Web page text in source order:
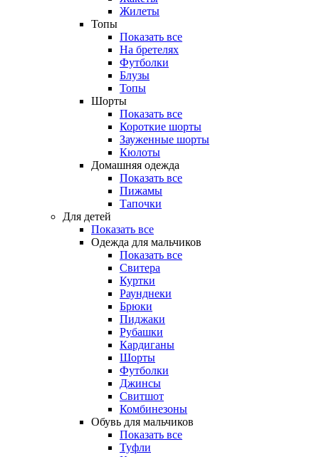
Жилеты
Топы
Показать все
На бретелях
Футболки
Блузы
Топы
Шорты
Показать все
Короткие шорты
Зауженные шорты
Кюлоты
Домашняя одежда
Показать все
Пижамы
Тапочки
Для детей
Показать все
Одежда для мальчиков
Показать все
Свитера
Куртки
Раунднеки
Брюки
Пиджаки
Рубашки
Кардиганы
Шорты
Футболки
Джинсы
Свитшот
Комбинезоны
Обувь для мальчиков
Показать все
Туфли